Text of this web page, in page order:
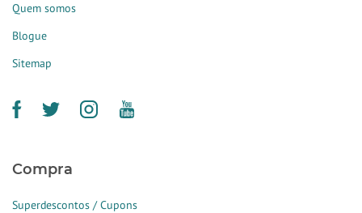
Quem somos
Blogue
Sitemap
Compra
Superdescontos / Cupons